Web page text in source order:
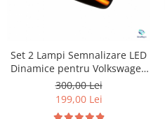
Set 2 Lampi Semnalizare LED
Dinamice pentru Volkswagen
Touareg MK1
300,00 Lei
199,00 Lei